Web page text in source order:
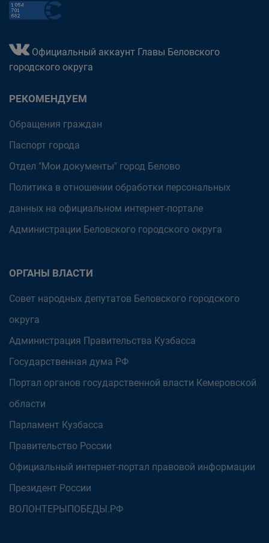
Официальный аккаунт Главы Беловского
городского округа
РЕКОМЕНДУЕМ
Обращения граждан
Паспорт города
Отдел "Мои документы" город Белово
Политика в отношении обработки персональных
данных на официальном интернет-портале
Администрации Беловского городского округа
ОРГАНЫ ВЛАСТИ
Совет народных депутатов Беловского городского
округа
Администрация Правительства Кузбасса
Государственная дума РФ
Портал органов государственной власти Кемеровской
области
Парламент Кузбасса
Правительство России
Официальный интернет-портал правовой информации
Президент России
ВОЛОНТЕРЫПОБЕДЫ.РФ